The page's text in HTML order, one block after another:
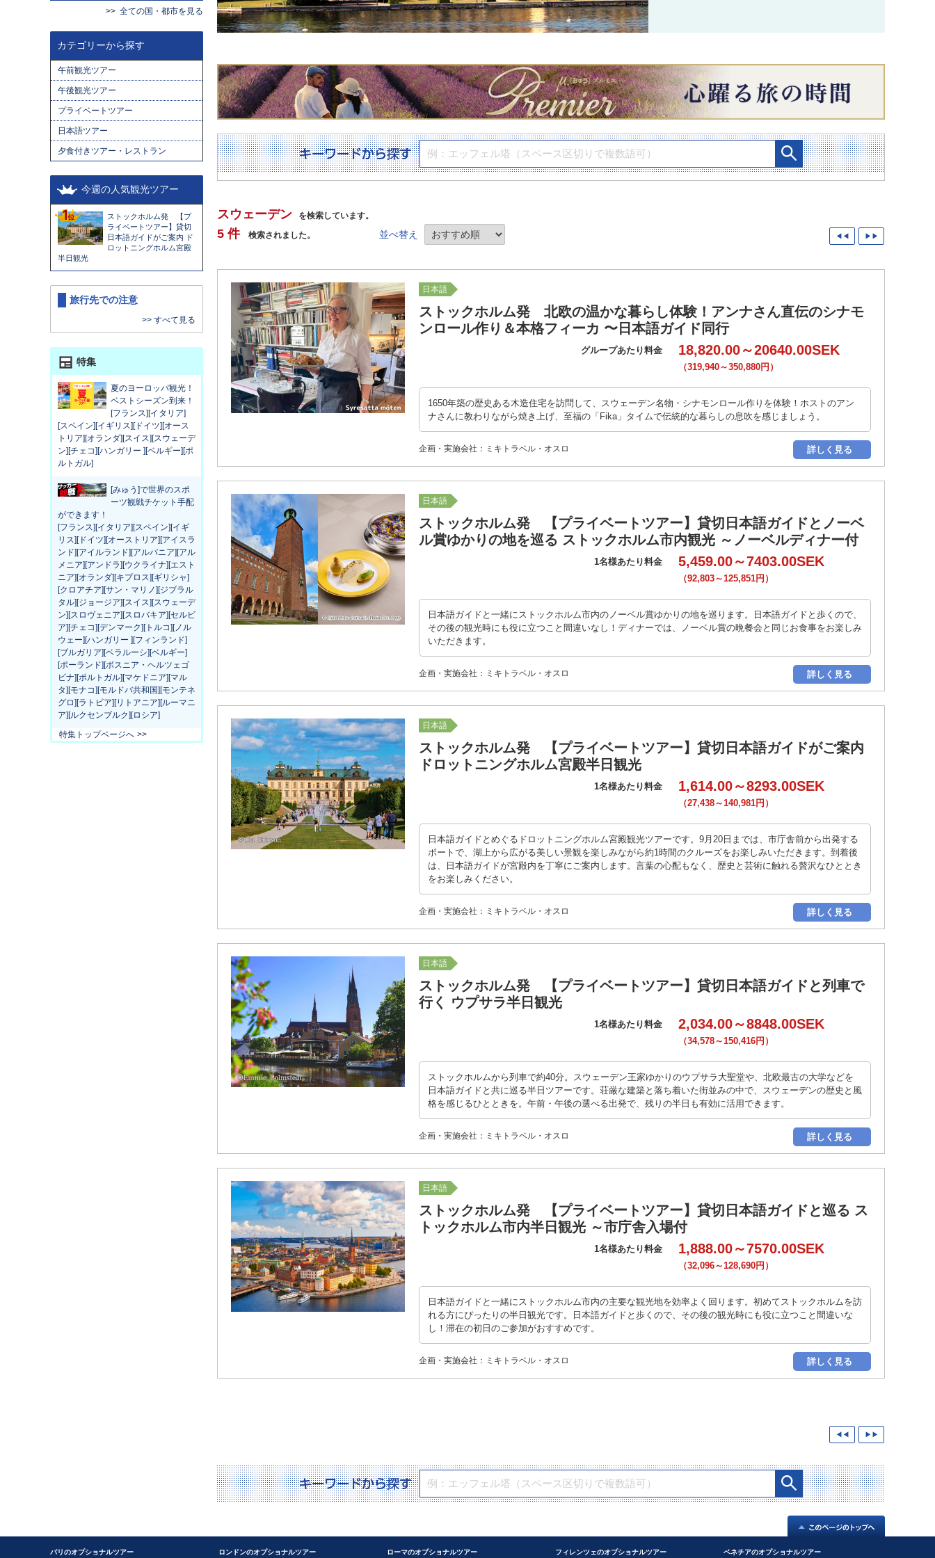
全ての国・都市を見る
カテゴリーから探す
午前観光ツアー
午後観光ツアー
プライベートツアー
日本語ツアー
夕食付きツアー・レストラン
今週の人気観光ツアー
ストックホルム発 【プ
ライベートツアー】貸切
日本語ガイドがご案内 ド
ロットニングホルム宮殿
半日観光
旅行先での注意
>> すべて見る
特集
夏のヨーロッパ観光！
ベストシーズン到来！
[フランス][イタリア]
[スペイン][イギリス][ドイツ][オース
トリア][オランダ][スイス][スウェーデ
ン][チェコ][ハンガリー ][ベルギー][ポ
ルトガル]
[みゅう]で世界のスポ
ーツ観戦チケット手配
ができます！
[フランス][イタリア][スペイン][イギ
リス][ドイツ][オーストリア][アイスラ
ンド][アイルランド][アルバニア][アル
メニア][アンドラ][ウクライナ][エスト
ニア][オランダ][キプロス][ギリシャ]
[クロアチア][サン・マリノ][ジブラル
タル][ジョージア][スイス][スウェーデ
ン][スロヴェニア][スロバキア][セルビ
ア][チェコ][デンマーク][トルコ][ノル
ウェー][ハンガリー ][フィンランド]
[ブルガリア][ベラルーシ][ベルギー]
[ポーランド][ボスニア・ヘルツェゴ
ビナ][ポルトガル][マケドニア][マル
タ][モナコ][モルドバ共和国][モンテネ
グロ][ラトビア][リトアニア][ルーマニ
ア][ルクセンブルク][ロシア]
特集トップページへ
スウェーデン を検索しています。
5 件 検索されました。 並べ替え ◀◀ ▶▶
日本語
ストックホルム発 北欧の温かな暮らし体験！アンナさん直伝のシナモ
ンロール作り＆本格フィーカ 〜日本語ガイド同行
グループあたり料金 18,820.00～20640.00SEK
（319,940～350,880円）
1650年築の歴史ある木造住宅を訪問して、スウェーデン名物・シナモンロール作りを体験！ホストのアン
ナさんに教わりながら焼き上げ、至福の「Fika」タイムで伝統的な暮らしの息吹を感じましょう。
企画・実施会社：ミキトラベル・オスロ 詳しく見る
日本語
ストックホルム発 【プライベートツアー】貸切日本語ガイドとノーベ
ル賞ゆかりの地を巡る ストックホルム市内観光 ～ノーベルディナー付
1名様あたり料金 5,459.00～7403.00SEK
（92,803～125,851円）
日本語ガイドと一緒にストックホルム市内のノーベル賞ゆかりの地を巡ります。日本語ガイドと歩くので、
その後の観光時にも役に立つこと間違いなし！ディナーでは、ノーベル賞の晩餐会と同じお食事をお楽しみ
いただきます。
企画・実施会社：ミキトラベル・オスロ 詳しく見る
日本語
ストックホルム発 【プライベートツアー】貸切日本語ガイドがご案内
ドロットニングホルム宮殿半日観光
1名様あたり料金 1,614.00～8293.00SEK
（27,438～140,981円）
日本語ガイドとめぐるドロットニングホルム宮殿観光ツアーです。9月20日までは、市庁舎前から出発する
ボートで、湖上から広がる美しい景観を楽しみながら約1時間のクルーズをお楽しみいただきます。到着後
は、日本語ガイドが宮殿内を丁寧にご案内します。言葉の心配もなく、歴史と芸術に触れる贅沢なひととき
をお楽しみください。
企画・実施会社：ミキトラベル・オスロ 詳しく見る
日本語
ストックホルム発 【プライベートツアー】貸切日本語ガイドと列車で
行く ウプサラ半日観光
1名様あたり料金 2,034.00～8848.00SEK
（34,578～150,416円）
ストックホルムから列車で約40分。スウェーデン王家ゆかりのウプサラ大聖堂や、北欧最古の大学などを
日本語ガイドと共に巡る半日ツアーです。荘厳な建築と落ち着いた街並みの中で、スウェーデンの歴史と風
格を感じるひとときを。午前・午後の選べる出発で、残りの半日も有効に活用できます。
企画・実施会社：ミキトラベル・オスロ 詳しく見る
日本語
ストックホルム発 【プライベートツアー】貸切日本語ガイドと巡る ス
トックホルム市内半日観光 ～市庁舎入場付
1名様あたり料金 1,888.00～7570.00SEK
（32,096～128,690円）
日本語ガイドと一緒にストックホルム市内の主要な観光地を効率よく回ります。初めてストックホルムを訪
れる方にぴったりの半日観光です。日本語ガイドと歩くので、その後の観光時にも役に立つこと間違いな
し！滞在の初日のご参加がおすすめです。
企画・実施会社：ミキトラベル・オスロ 詳しく見る
◀◀ ▶▶
パリのオプショナルツアー ロンドンのオプショナルツアー ローマのオプショナルツアー フィレンツェのオプショナルツアー ベネチアのオプショナルツアー